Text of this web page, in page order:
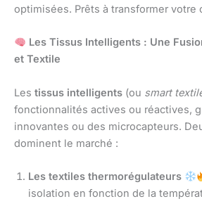
optimisées. Prêts à transformer votre
Les Tissus Intelligents : Une
et Textile
Les tissus intelligents (ou smart
fonctionnalités actives ou réactives,
innovantes ou des microcapteurs.
dominent le marché :
Les textiles thermorégulateurs
isolation en fonction de la